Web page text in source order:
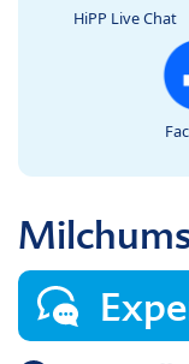
HiPP Live Chat